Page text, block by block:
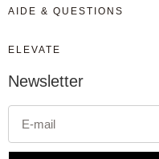
AIDE & QUESTIONS
ELEVATE
Newsletter